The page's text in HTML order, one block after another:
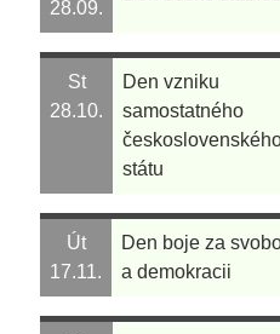
28.09.
St
28.10.
Den vzniku
samostatného
státu
Út
17.11.
Den boje za
a demokracii